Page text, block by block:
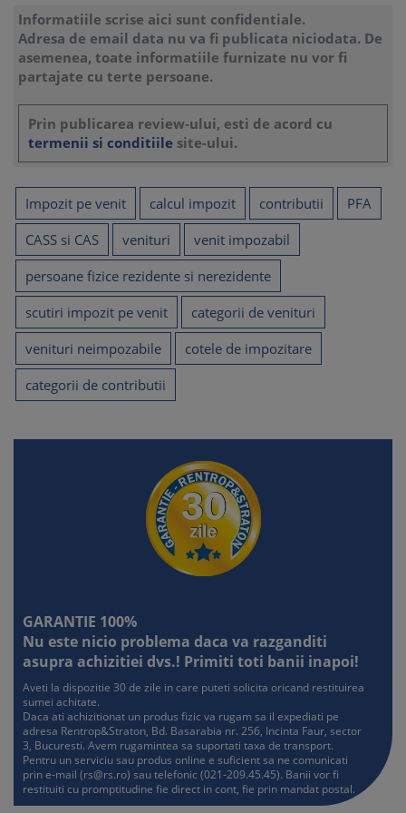
4.2. Venituri asimilate salariilor
......................................................................................................
66
4.3. Ce sunt avantajele in natura?
67
4.4. Care sunt veniturile neimpozabile din salarii?
(O.G. nr. 16/2022) ........................ 70
4.5.1. Prestatiile suplimentare primite de salariati in baza
clauzei de mobilitate ..................... 74
4.5.2. Hrana acordata de catre angajator pentru angajatii
proprii ............................................. 76
4.5.3. Cazarea si contravaloarea chiriei pentru spatiile de
cazare/de locuit puse la dispozitie
salariatilor
78
4.5.4. Serviciilor turistice si/sau de tratament
........................................................................... 80
.................................................................. 84
4.5.6. Primele de asigurare voluntara de sanatate
..................................................................... 88
4.5.7. Sumele acordate angajatilor care desfasoara activitati
in regim de telemunca ............... 89
4.5.8. Sumele reprezentand contravaloarea abonamentelor
pentru sport suportate de angajator
89
4.5.9. Sumele suportate/acordate de catre angajator pentru
plasarea copiilor angajatilor proprii
in unitati de educatie timpurie
.................................................................................................. 89
4.5.10. Sumele reprezentand diferenta favorabila dintre
dobanda preferentiala stabilita prin
negociere si dobanda practicata pe piata, pentru credite si
depozite ........................................ 90
4.6. Deducere personala
Informatiile scrise aici sunt confidentiale.
Adresa de email data nu va fi publicata niciodata. De
asemenea, toate informatiile furnizate nu vor fi
partajate cu terte persoane.
Prin publicarea review-ului, esti de acord cu
termenii si conditiile site-ului.
Impozit pe venit calcul impozit contributii
PFA
CASS si CAS
venituri
venit impozabil
persoane fizice rezidente si nerezidente
scutiri impozit pe venit
categorii de venituri
venituri neimpozabile
cotele de impozitare
categorii de contributii
GARANTIE 100%
Nu este nicio problema daca va razganditi
asupra achizitiei dvs.! Primiti toti banii inapoi!
Aveti la dispozitie 30 de zile in care puteti solicita oricand restituirea
sumei achitate.
Daca ati achizitionat un produs fizic va rugam sa il expediati pe
adresa Rentrop&Straton, Bd. Basarabia nr. 256, Incinta Faur, sector
3, Bucuresti. Avem rugamintea sa suportati taxa de transport.
Pentru un serviciu sau produs online e suficient sa ne comunicati
prin e-mail (rs@rs.ro) sau telefonic (021-209.45.45). Banii vor fi
restituiti cu promptitudine fie direct in cont, fie prin mandat postal.